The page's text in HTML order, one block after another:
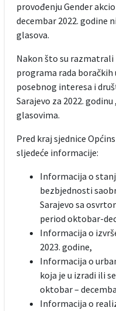
provođenju Gender
decembar 2022. godine
glasova.
Nakon što su
programa rada boračkih
posebnog interesa i
Sarajevo za 2022.
glasovima.
Pred kraj sjednice
sljedeće informacije:
Informacija o
bezbjednosti
Sarajevo sa
period oktobar-
Informacija o
2023. godine,
Informacija o
koja je u izradi ili
oktobar –
Informacija o